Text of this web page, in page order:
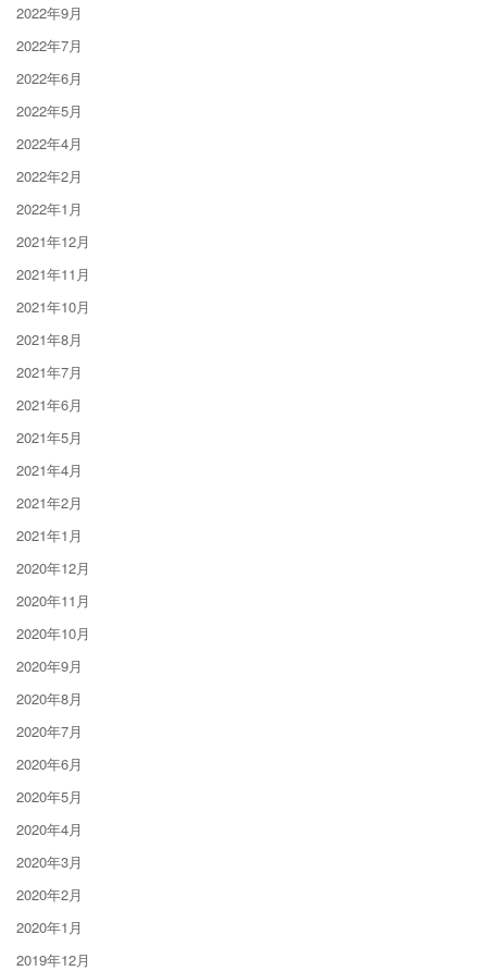
2022年9月
2022年7月
2022年6月
2022年5月
2022年4月
2022年2月
2022年1月
2021年12月
2021年11月
2021年10月
2021年8月
2021年7月
2021年6月
2021年5月
2021年4月
2021年2月
2021年1月
2020年12月
2020年11月
2020年10月
2020年9月
2020年8月
2020年7月
2020年6月
2020年5月
2020年4月
2020年3月
2020年2月
2020年1月
2019年12月